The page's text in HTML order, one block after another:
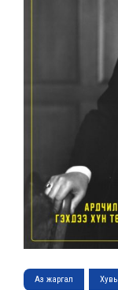
Аз жаргал Хувь